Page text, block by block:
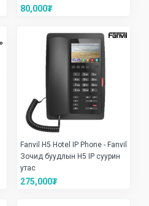
80,000₮
Fanvil H5 Hotel IP Phone - Fanvil
Зочид буудлын H5 IP суурин
утас
275,000₮